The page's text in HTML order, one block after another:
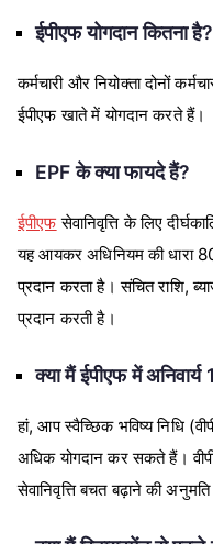
ईपीएफ योगदान कितना है?
कर्मचारी और नियोक्ता दोनों
ईपीएफ खाते में योगदान करते हैं।
EPF के क्या फायदे हैं?
ईपीएफसेवानिवृत्ति के लिए
यह आयकर अधिनियम की धारा
प्रदान करता है। संचित राशि,
प्रदान करती है।
क्या मैं ईपीएफ में
हां, आप स्वैच्छिक भविष्य निधि
अधिक योगदान कर सकते हैं।
सेवानिवृत्ति बचत बढ़ाने की